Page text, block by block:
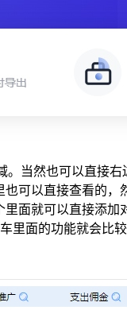
当然也可以直接
可以直接查看的，
面就可以直接添加
里面的功能就会比